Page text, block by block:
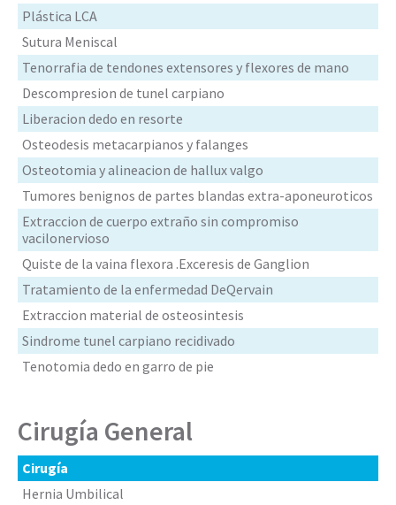
Plástica LCA
Sutura Meniscal
Tenorrafia de tendones extensores y flexores de mano
Descompresion de tunel carpiano
Liberacion dedo en resorte
Osteodesis metacarpianos y falanges
Osteotomia y alineacion de hallux valgo
Tumores benignos de partes blandas extra-aponeuroticos
Extraccion de cuerpo extraño sin compromiso
vacilonervioso
Quiste de la vaina flexora .Exceresis de Ganglion
Tratamiento de la enfermedad DeQervain
Extraccion material de osteosintesis
Sindrome tunel carpiano recidivado
Tenotomia dedo en garro de pie
Cirugía General
Cirugía
Hernia Umbilical